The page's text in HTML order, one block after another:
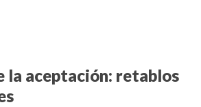
la aceptación: retablos